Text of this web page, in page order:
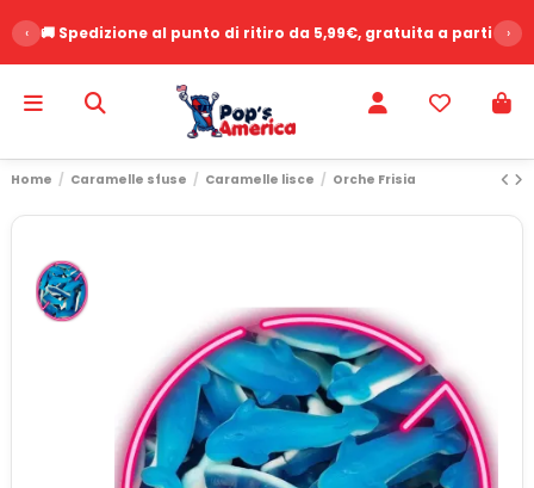
‹ 🚚 Spedizione al punto di ritiro da 5,99€, gratuita a partire›
Home Caramelle sfuse Caramelle lisce Orche Frisia